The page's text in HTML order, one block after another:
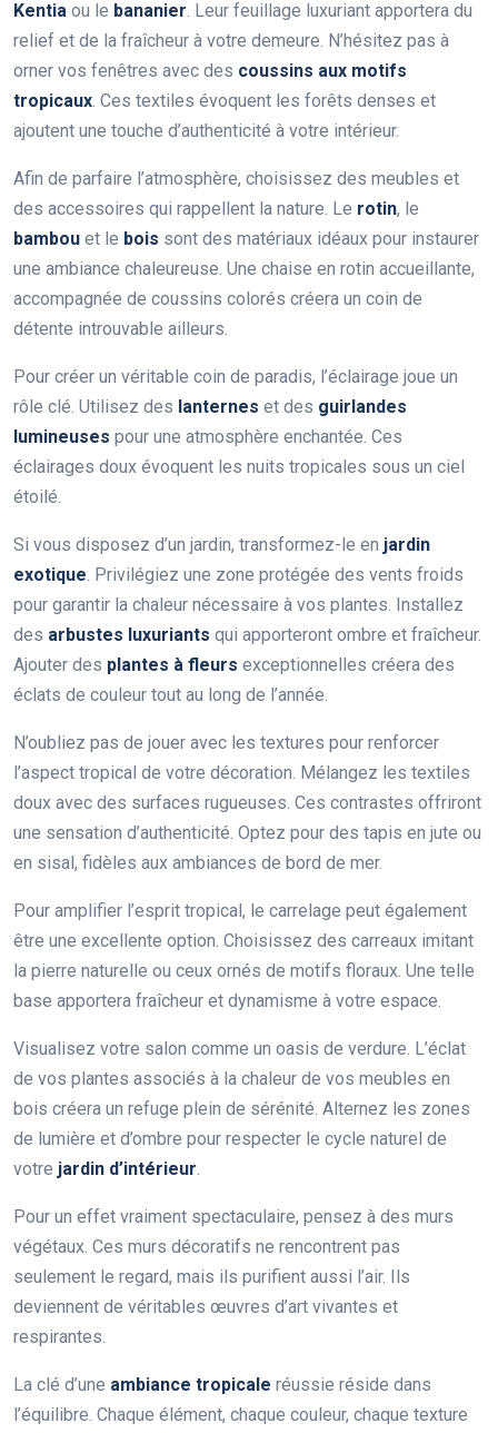
Kentia ou le bananier. Leur feuillage luxuriant apportera du
relief et de la fraîcheur à votre demeure. N’hésitez pas à
orner vos fenêtres avec des coussins aux motifs
tropicaux. Ces textiles évoquent les forêts denses et
ajoutent une touche d’authenticité à votre intérieur.
Afin de parfaire l’atmosphère, choisissez des meubles et
des accessoires qui rappellent la nature. Le rotin, le
bambou et le bois sont des matériaux idéaux pour instaurer
une ambiance chaleureuse. Une chaise en rotin accueillante,
accompagnée de coussins colorés créera un coin de
détente introuvable ailleurs.
Pour créer un véritable coin de paradis, l’éclairage joue un
rôle clé. Utilisez des lanternes et des guirlandes
lumineuses pour une atmosphère enchantée. Ces
éclairages doux évoquent les nuits tropicales sous un ciel
étoilé.
Si vous disposez d’un jardin, transformez-le en jardin
exotique. Privilégiez une zone protégée des vents froids
pour garantir la chaleur nécessaire à vos plantes. Installez
des arbustes luxuriants qui apporteront ombre et fraîcheur.
Ajouter des plantes à fleurs exceptionnelles créera des
éclats de couleur tout au long de l’année.
N’oubliez pas de jouer avec les textures pour renforcer
l’aspect tropical de votre décoration. Mélangez les textiles
doux avec des surfaces rugueuses. Ces contrastes offriront
une sensation d’authenticité. Optez pour des tapis en jute ou
en sisal, fidèles aux ambiances de bord de mer.
Pour amplifier l’esprit tropical, le carrelage peut également
être une excellente option. Choisissez des carreaux imitant
la pierre naturelle ou ceux ornés de motifs floraux. Une telle
base apportera fraîcheur et dynamisme à votre espace.
Visualisez votre salon comme un oasis de verdure. L’éclat
de vos plantes associés à la chaleur de vos meubles en
bois créera un refuge plein de sérénité. Alternez les zones
de lumière et d’ombre pour respecter le cycle naturel de
votre jardin d’intérieur.
Pour un effet vraiment spectaculaire, pensez à des murs
végétaux. Ces murs décoratifs ne rencontrent pas
seulement le regard, mais ils purifient aussi l’air. Ils
deviennent de véritables œuvres d’art vivantes et
respirantes.
La clé d’une ambiance tropicale réussie réside dans
l’équilibre. Chaque élément, chaque couleur, chaque texture